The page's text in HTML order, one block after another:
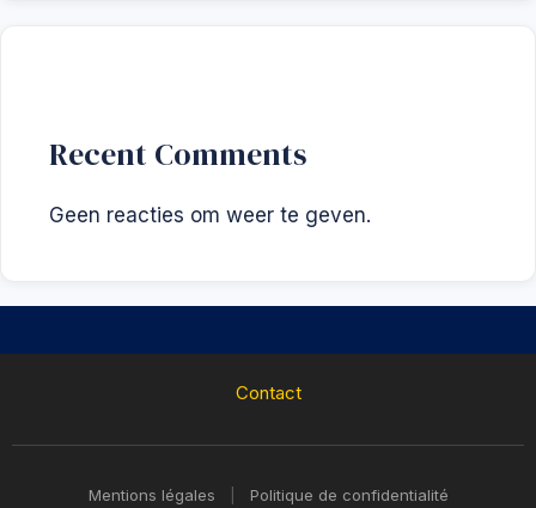
Recent Comments
Geen reacties om weer te geven.
Contact
Mentions légales Politique de confidentialité